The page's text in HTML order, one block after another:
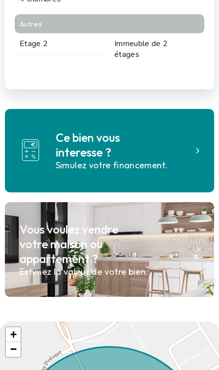
Autres
Etage 2
Immeuble de 2
étages
Ce bien vous
interesse ?
Simulez votre financement.
Vous voulez vendre
votre maison ou
appartement ?
Estimez la valeur de votre bien.
+
−